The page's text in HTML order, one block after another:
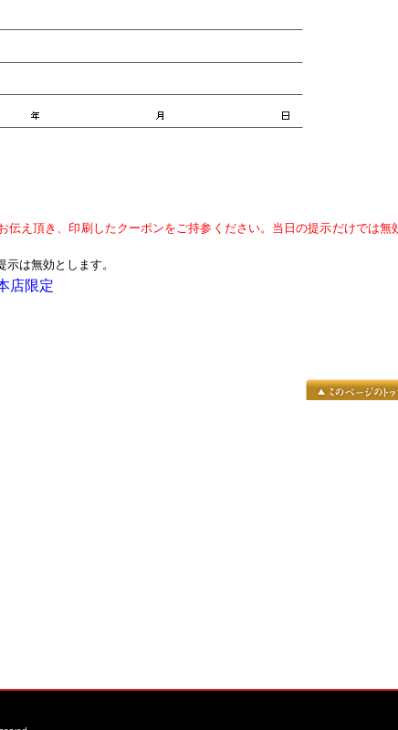
伝え頂き、印刷したクーポンをご持参ください。当日の提示だけでは無
は無効とします。
店限定